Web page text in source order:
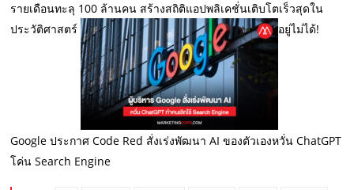
รายเดือนทะลุ 100 ล้านคน สร้างสถิติแอปพลิเคชั่นเติบโตเร็วสุดใน
ประวัติศาสตร์
อยู่ไม่ได้!
Google ประกาศ Code Red สั่งเร่งพัฒนา AI ของตัวเองหวั่น ChatGPT
โค่น Search Engine